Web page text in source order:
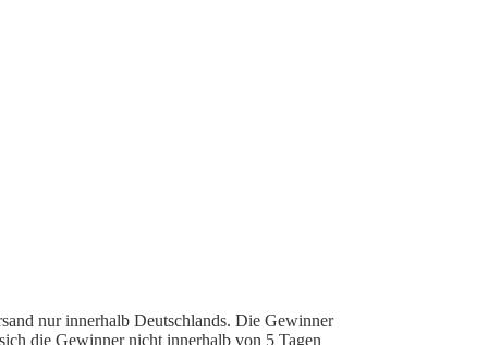
nur innerhalb Deutschlands. Die Gewinner
die Gewinner nicht innerhalb von 5 Tagen